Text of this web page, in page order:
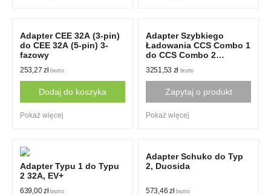
Adapter CEE 32A (3-pin)
do CEE 32A (5-pin) 3-
fazowy
253,27 zł brutto
Dodaj do koszyka
Pokaż więcej
Adapter Szybkiego
Ładowania CCS Combo 1
do CCS Combo 2
Duosida
3251,53 zł brutto
Zapytaj o produkt
Pokaż więcej
Adapter Typu 1 do Typu
2 32A, EV+
639,00zł brutto
Adapter Schuko do Typ
2, Duosida
573,46 zł brutto